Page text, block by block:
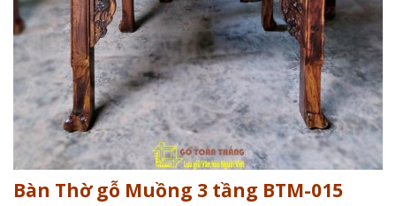
Bàn Thờ gỗ Muồng 3 tầng BTM-015